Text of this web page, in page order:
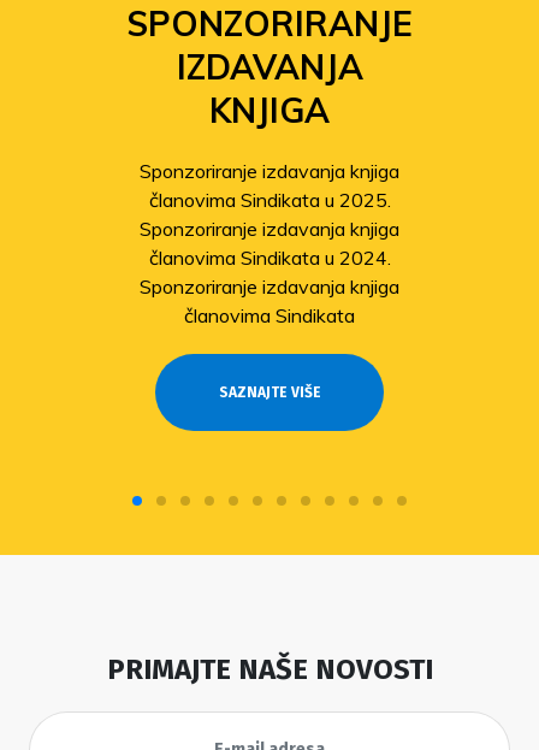
SPONZORIRANJE
IZDAVANJA
KNJIGA
Sponzoriranje izdavanja knjiga
članovima Sindikata u 2025.
Sponzoriranje izdavanja knjiga
članovima Sindikata u 2024.
Sponzoriranje izdavanja knjiga
članovima Sindikata
SAZNAJTE VIŠE
PRIMAJTE NAŠE NOVOSTI